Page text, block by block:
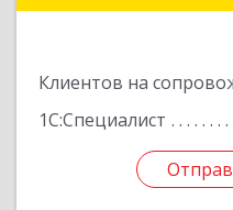
Клиентов на
1С:Специалист